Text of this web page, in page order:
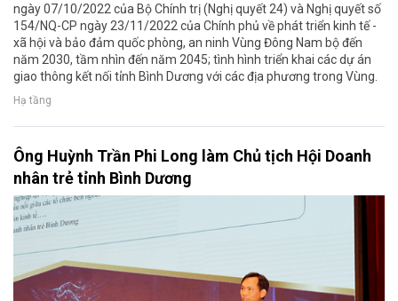
ngày 07/10/2022 của Bộ Chính trị (Nghị quyết 24) và Nghị quyết số
154/NQ-CP ngày 23/11/2022 của Chính phủ về phát triển kinh tế -
xã hội và bảo đảm quốc phòng, an ninh Vùng Đông Nam bộ đến
năm 2030, tầm nhìn đến năm 2045; tình hình triển khai các dự án
giao thông kết nối tỉnh Bình Dương với các địa phương trong Vùng.
Hạ tầng
Ông Huỳnh Trần Phi Long làm Chủ tịch Hội Doanh
nhân trẻ tỉnh Bình Dương